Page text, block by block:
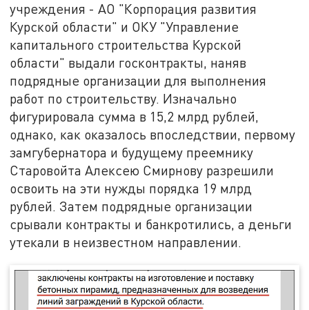
учреждения - АО "Корпорация развития
Курской области" и ОКУ "Управление
капитального строительства Курской
области" выдали госконтракты, наняв
подрядные организации для выполнения
работ по строительству. Изначально
фигурировала сумма в 15,2 млрд рублей,
однако, как оказалось впоследствии, первому
замгубернатора и будущему преемнику
Старовойта Алексею Смирнову разрешили
освоить на эти нужды порядка 19 млрд
рублей. Затем подрядные организации
срывали контракты и банкротились, а деньги
утекали в неизвестном направлении.